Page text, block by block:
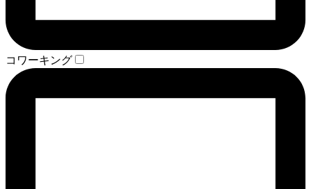
コワーキング